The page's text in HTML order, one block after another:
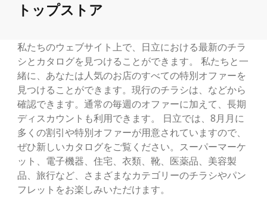
トップストア
私たちのウェブサイト上で、日立における最新のチラ
シとカタログを見つけることができます。 私たちと一
緒に、あなたは人気のお店のすべての特別オファーを
見つけることができます。現行のチラシは、などから
確認できます。通常の毎週のオファーに加えて、長期
ディスカウントも利用できます。 日立では、8月月に
多くの割引や特別オファーが用意されていますので、
ぜひ新しいカタログをご覧ください。スーパーマーケ
ット、電子機器、住宅、衣類、靴、医薬品、美容製
品、旅行など、さまざまなカテゴリーのチラシやパン
フレットをお楽しみいただけます。